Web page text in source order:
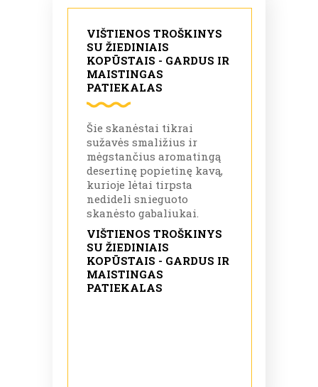
VIŠTIENOS TROŠKINYS
SU ŽIEDINIAIS
KOPŪSTAIS - GARDUS IR
MAISTINGAS
PATIEKALAS
Šie skanėstai tikrai
sužavės smaližius ir
mėgstančius aromatingą
desertinę popietinę kavą,
kurioje lėtai tirpsta
nedideli snieguoto
skanėsto gabaliukai.
VIŠTIENOS TROŠKINYS
SU ŽIEDINIAIS
KOPŪSTAIS - GARDUS IR
MAISTINGAS
PATIEKALAS